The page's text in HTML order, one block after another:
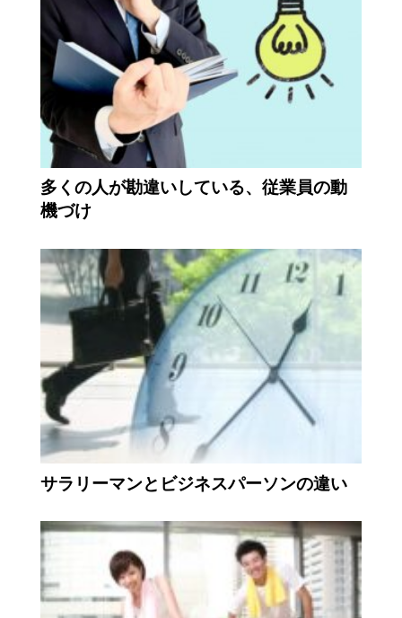
多くの人が勘違いしている、従業員の動
機づけ
サラリーマンとビジネスパーソンの違い